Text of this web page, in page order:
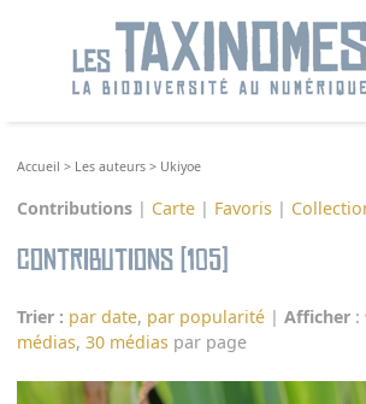
Accueil > Les auteurs > Ukiyoe
Contributions | Carte | Favoris |
Contributions (105)
Trier : par date, par popularité |Afficher :
médias,30 médias par page